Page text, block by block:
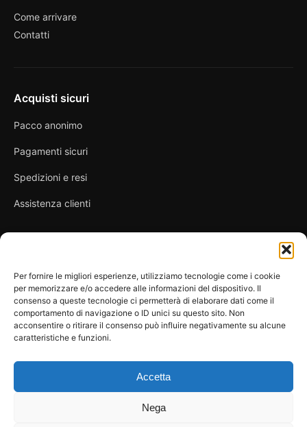
Per fornire le migliori esperienze, utilizziamo tecnologie come i cookie
per memorizzare e/o accedere alle informazioni del dispositivo. Il
consenso a queste tecnologie ci permetterà di elaborare dati come il
comportamento di navigazione o ID unici su questo sito. Non
acconsentire o ritirare il consenso può influire negativamente su alcune
caratteristiche e funzioni.
Accetta
Nega
Come arrivare
Contatti
Acquisti sicuri
Pacco anonimo
Pagamenti sicuri
Spedizioni e resi
Assistenza clienti
Privacy Policy
Condizioni di vendita